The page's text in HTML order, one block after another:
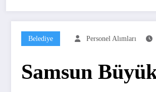
Belediye Personel Alımları
Samsun